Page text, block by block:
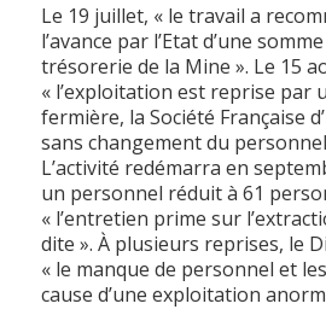
Le 19 juillet, « le travail a
l’avance par l’Etat d’une
trésorerie de la Mine ». Le 15
« l’exploitation est reprise par
fermière, la Société Française
sans changement du
L’activité redémarra en
un personnel réduit à 61
« l’entretien prime sur
dite ». À plusieurs reprises, le
« le manque de personnel et
cause d’une exploitation